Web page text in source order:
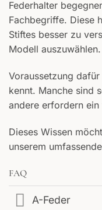
Federhalter
Fachbegriffe. Diese
Stiftes besser zu
Modell auszuwählen.
Voraussetzung
kennt. Manche sind
andere erfordern
Dieses Wissen
unserem
FAQ
A-Feder